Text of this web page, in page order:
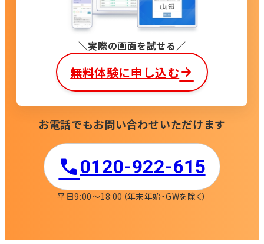
実際の画面を試せる
無料体験に申し込む
お電話でもお問い合わせいただけます
0120-922-615​
平日9:00〜18:00 （年末年始・GWを除く）